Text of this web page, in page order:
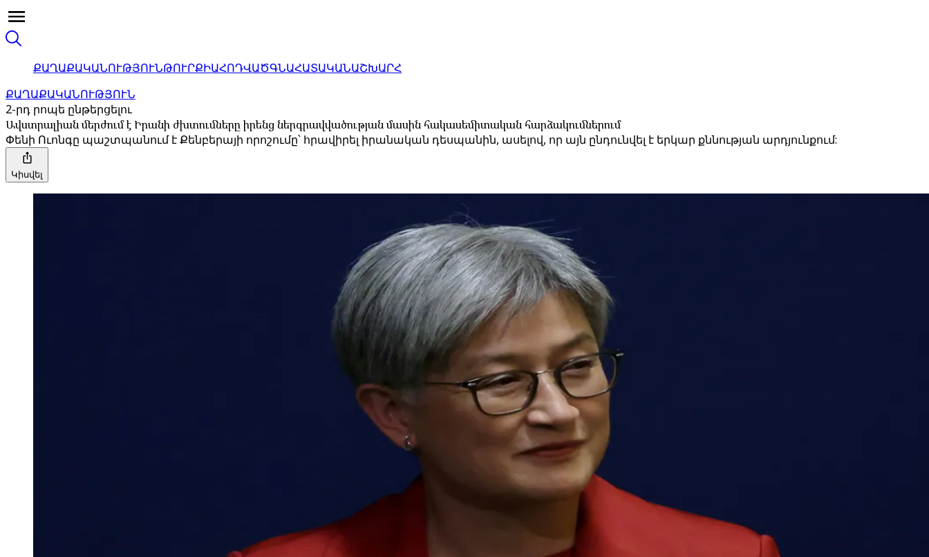
ՔԱՂԱՔԱԿԱՆՈՒԹՅՈՒՆԹՈՒՐՔԻԱՀՈԴՎԱԾԳՆԱՀԱՏԱԿԱՆԱՇԽԱՐՀ
ՔԱՂԱՔԱԿԱՆՈՒԹՅՈՒՆ
2-րդ րոպե ընթերցելու
Ավստրալիան մերժում է Իրանի ժխտումները իրենց ներգրավվածության մասին հակասեմիտական հարձակումներում
Փենի Ուոնգը պաշտպանում է Քենբերայի որոշումը՝ հրավիրել իրանական դեսպանին, ասելով, որ այն ընդունվել է երկար քննության արդյունքում:
Կիսվել